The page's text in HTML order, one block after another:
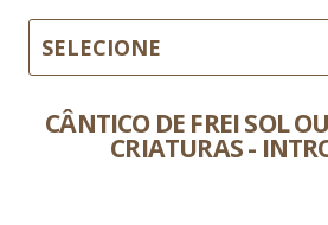
SELECIONE
CÂNTICO DE FREI SOL
CRIATURAS -